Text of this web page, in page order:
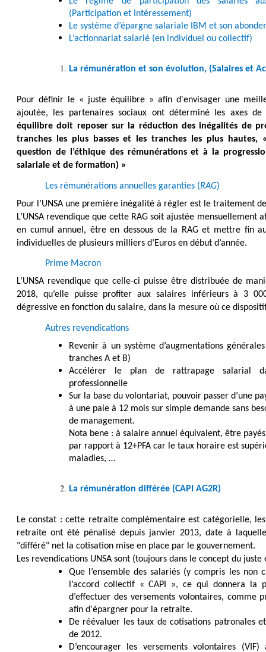
(Participation et Intéressement)
Le système d’épargne salariale IBM et son
L’actionnariat salarié (en individuel ou collectif)
La rémunération et son évolution, (Salaires et
Pour définir le « juste équilibre » afin d'envisager une
ajoutée, les partenaires sociaux ont déterminé les axes de
équilibre doit reposer sur la réduction des inégalités de
tranches les plus basses et les tranches les plus
question de l’éthique des rémunérations et à la
salariale et de formation) »
Les rémunérations annuelles garanties (RAG)
Pour l’UNSA une première inégalité à régler est le traitement
L’UNSA revendique que cette RAG soit ajustée mensuellement
en cumul annuel, être en dessous de la RAG et mettre fin
individuelles de plusieurs milliers d’Euros en début d’année.
Prime Macron
L’UNSA revendique que celle-ci puisse être distribuée de
2018, qu’elle puisse profiter aux salaires inférieurs à 3
dégressive en fonction du salaire, dans la mesure où ce
Autres revendications
Revenir à un système d’augmentations
tranches A et B)
Accélérer le plan de rattrapage salarial
professionnelle
Sur la base du volontariat, pouvoir passer d’une
à une paie à 12 mois sur simple demande sans
de management.
Nota bene : à salaire annuel équivalent, être
par rapport à 12+PFA car le taux horaire est
maladies, …
La rémunération différée (CAPI AG2R)
Le constat : cette retraite complémentaire est catégorielle,
retraite ont été pénalisé depuis janvier 2013, date à
"différé" net la cotisation mise en place par le gouvernement.
Les revendications UNSA sont (toujours dans le concept du
Que l’ensemble des salariés (y compris les non
l’accord collectif « CAPI », ce qui donnera la
d’effectuer des versements volontaires, comme
afin d'épargner pour la retraite.
De réévaluer les taux de cotisations patronales
de 2012.
D’encourager les versements volontaires